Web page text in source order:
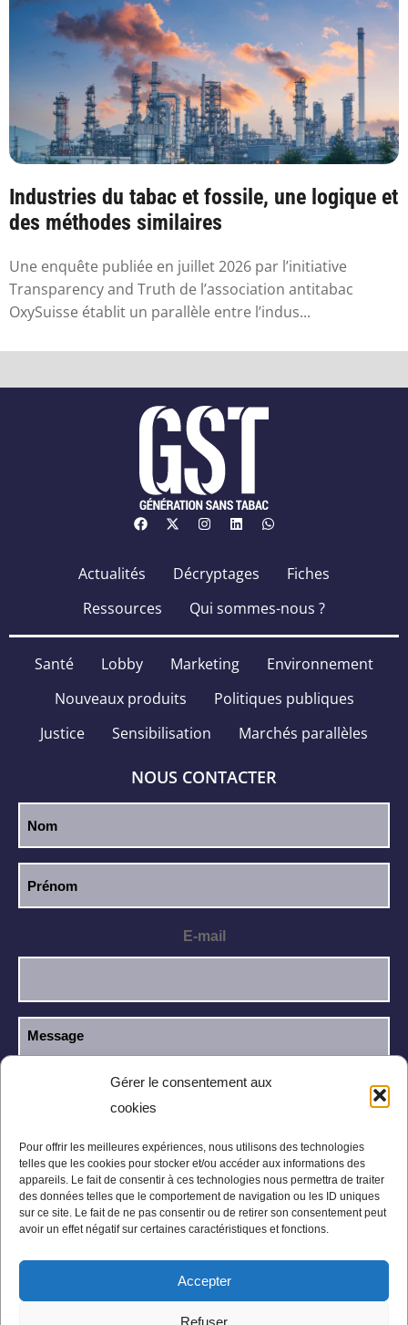
Gérer le consentement aux
cookies
Pour offrir les meilleures expériences, nous utilisons des technologies
telles que les cookies pour stocker et/ou accéder aux informations des
appareils. Le fait de consentir à ces technologies nous permettra de traiter
des données telles que le comportement de navigation ou les ID uniques
sur ce site. Le fait de ne pas consentir ou de retirer son consentement peut
avoir un effet négatif sur certaines caractéristiques et fonctions.
Accepter
Refuser
Industries du tabac et fossile, une logique et
des méthodes similaires
Une enquête publiée en juillet 2026 par l’initiative
Transparency and Truth de l’association antitabac
OxySuisse établit un parallèle entre l’indus...
Actualités Décryptages
Fiches
Ressources
Qui sommes-nous ?
Santé Lobby Marketing
Environnement
Nouveaux produits
Politiques publiques
Justice
Sensibilisation Marchés parallèles
NOUS CONTACTER
E-mail
confidentialité.
Politique de confidentialité